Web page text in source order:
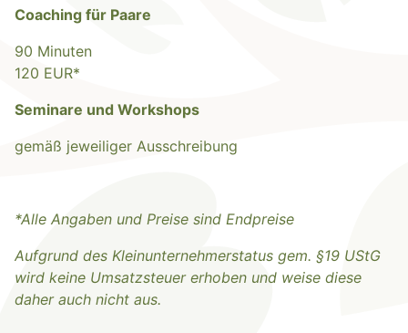
Coaching für Paare
90 Minuten
120 EUR*
Seminare und Workshops
gemäß jeweiliger Ausschreibung
*Alle Angaben und Preise sind Endpreise
Aufgrund des Kleinunternehmerstatus gem. §19 UStG
wird keine Umsatzsteuer erhoben und weise diese
daher auch nicht aus.